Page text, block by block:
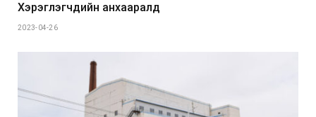
Хэрэглэгчдийн анхааралд
2023-04-26